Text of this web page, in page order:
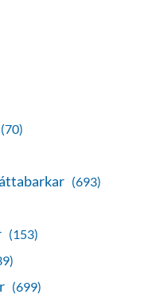
(70)
(693)
(153)
(699)